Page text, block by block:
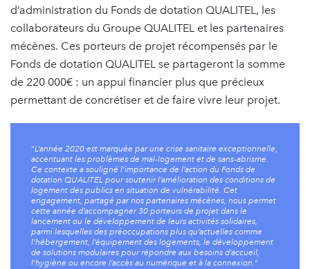
d’administration du Fonds de dotation QUALITEL, les
collaborateurs du Groupe QUALITEL et les partenaires
mécènes. Ces porteurs de projet récompensés par le
Fonds de dotation QUALITEL se partageront la somme
de 220 000€ : un appui financier plus que précieux
permettant de concrétiser et de faire vivre leur projet.
"L’année 2020 est marquée par une crise sanitaire exceptionnelle,
accentuant les problèmes de mal-logement et de sans-abrisme.
Ce contexte a souligné l’importance de l’action du Fonds de
dotation QUALITEL pour soutenir l’amélioration des conditions de
logement des publics en situation de vulnérabilité. Cet
engagement, partagé par nos partenaires mécènes, nous permet
cette année d’accompagner 30 porteurs de projet dans le
lancement ou le développement de leurs activités solidaires,
parmi lesquelles des préoccupations plus qu’actuelles comme
l’hébergement, l’équipement des logements, le développement
de solutions modulaires pour répondre aux besoins d’accueil,
l’hygiène ou encore l’accès au numérique et à la connexion."